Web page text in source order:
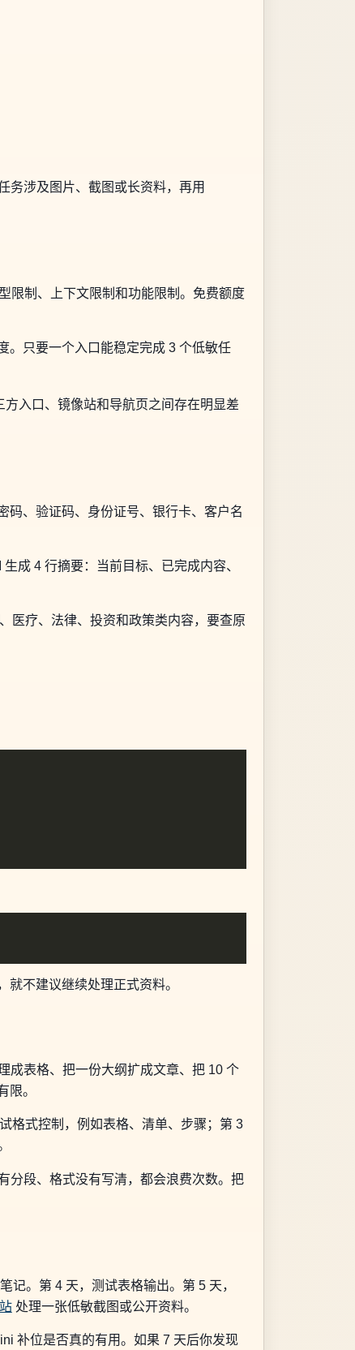
务涉及图片、截图或长资料，再用
限制、上下文限制和功能限制。免费额度
。只要一个入口能稳定完成 3 个低敏任
方入口、镜像站和导航页之间存在明显差
码、验证码、身份证号、银行卡、客户名
成 4 行摘要：当前目标、已完成内容、
医疗、法律、投资和政策类内容，要查原
不建议继续处理正式资料。
成表格、把一份大纲扩成文章、把 10 个
限。
格式控制，例如表格、清单、步骤；第 3
分段、格式没有写清，都会浪费次数。把
记。第 4 天，测试表格输出。第 5 天，
处理一张低敏截图或公开资料。
补位是否真的有用。如果 7 天后你发现